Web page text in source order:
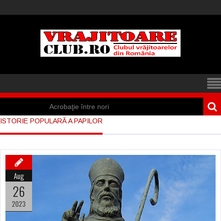
Acrobaţie între nori
Iisus a apărut într-
Marea vânătoare
de vrăjitoare din
Vrăjitoare
ISTORIE POPULARĂ A PAPILOR
Aug
26
2023